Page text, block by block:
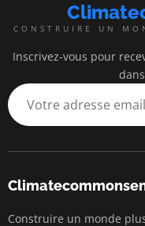
CONSTRUIRE UN
Inscrivez-vous pour
Construire un monde